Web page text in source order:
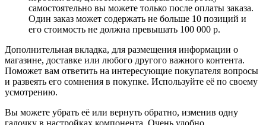
самостоятельно вы можете только после оплаты заказа.
Один заказ может содержать не больше 10 позиций и
его стоимость не должна превышать 100 000 р.
Дополнительная вкладка, для размещения информации о
магазине, доставке или любого другого важного контента.
Поможет вам ответить на интересующие покупателя вопросы
и развеять его сомнения в покупке. Используйте её по своему
усмотрению.
Вы можете убрать её или вернуть обратно, изменив одну
галочку в настройках компонента. Очень удобно.